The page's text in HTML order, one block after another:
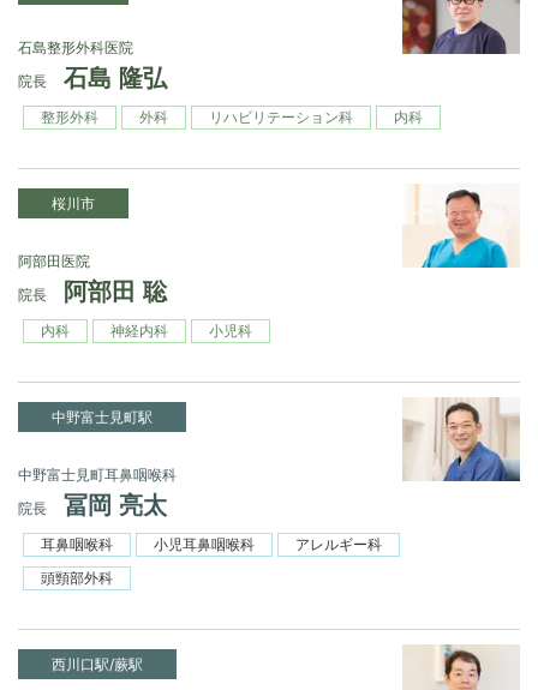
石島整形外科医院
院長
石島 隆弘
整形外科 外科 リハビリテーション科 内科
桜川市
阿部田医院
院長
阿部田 聡
内科 神経内科 小児科
中野富士見町駅
中野富士見町耳鼻咽喉科
院長
冨岡 亮太
耳鼻咽喉科 小児耳鼻咽喉科
アレルギー科
頭頸部外科
西川口駅/蕨駅